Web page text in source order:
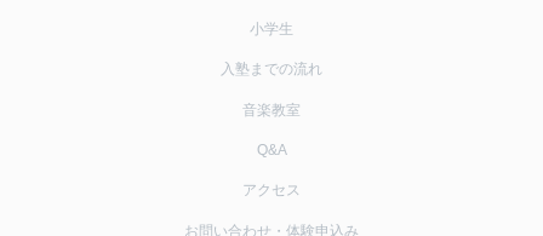
小学生
入塾までの流れ
音楽教室
Q&A
アクセス
お問い合わせ・体験申込み